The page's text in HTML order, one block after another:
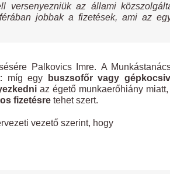
versenyezniük az állami
jobbak a fizetések, ami az
Palkovics Imre. A
míg egy
buszsofőr vagy
az égető munkaerőhiány
fizetésre tehet szert.
vezető szerint, hogy